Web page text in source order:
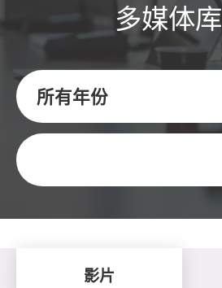
多媒体库
所有年份
关键字
影片